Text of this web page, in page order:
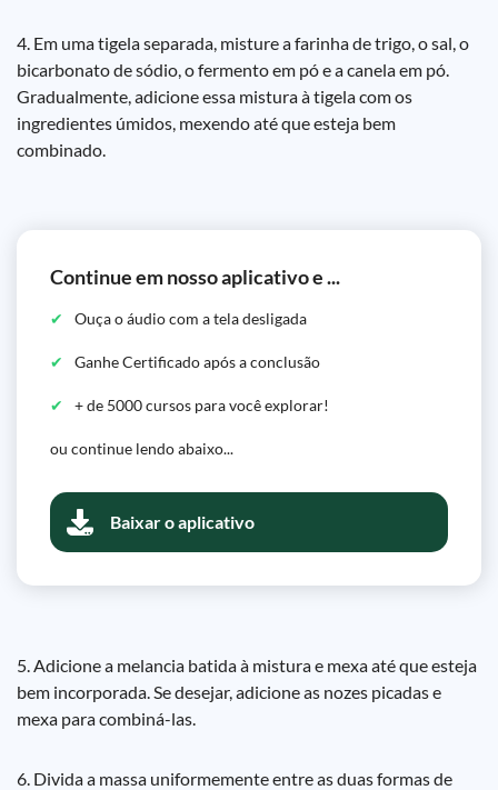
4. Em uma tigela separada, misture a farinha de trigo, o sal, o
bicarbonato de sódio, o fermento em pó e a canela em pó.
Gradualmente, adicione essa mistura à tigela com os
ingredientes úmidos, mexendo até que esteja bem
combinado.
Continue em nosso aplicativo e ...
Ouça o áudio com a tela desligada
Ganhe Certificado após a conclusão
+ de 5000 cursos para você explorar!
ou continue lendo abaixo...
Baixar o aplicativo
5. Adicione a melancia batida à mistura e mexa até que esteja
bem incorporada. Se desejar, adicione as nozes picadas e
mexa para combiná-las.
6. Divida a massa uniformemente entre as duas formas de